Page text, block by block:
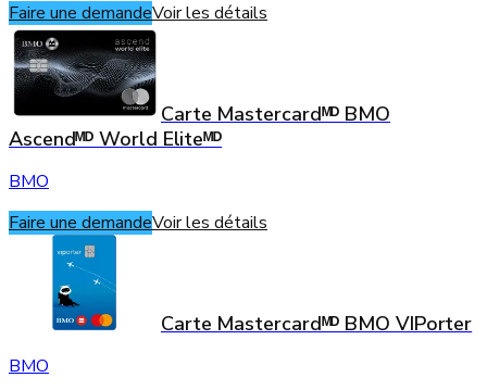
Faire une demandeVoir les détails
Carte Mastercardᴹᴰ BMO
Ascendᴹᴰ World Eliteᴹᴰ
BMO
Faire une demandeVoir les détails
Carte Mastercardᴹᴰ BMO VIPorter
BMO